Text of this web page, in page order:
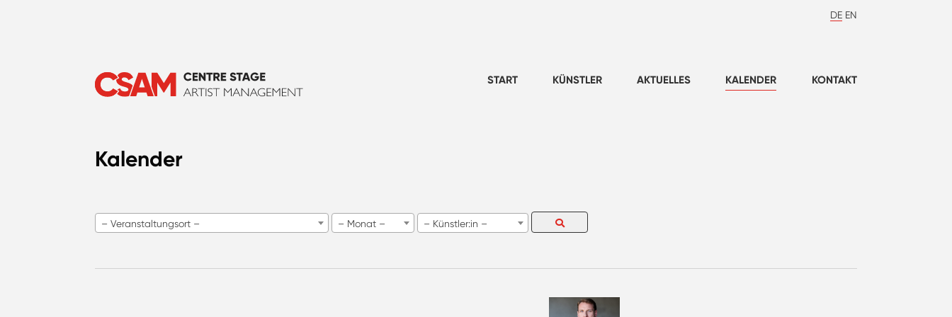
DE EN
START KÜNSTLER AKTUELLES KALENDER KONTAKT
Kalender
– Veranstaltungsort – – Monat – – Künstler:in –